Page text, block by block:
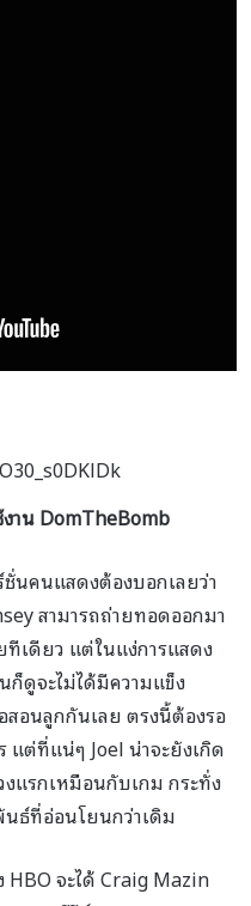
าน DomTheBomb
ชั่นคนแสดงต้องบอกเลยว่า
สามารถถ่ายทอดออกมา
เดียว แต่ในแง่การแสดง
ก็ดูจะไม่ได้มีความแข็ง
สอนลูกกันเลย ตรงนี้ต้องรอ
แต่ที่แน่ๆ Joel น่าจะยังเกิด
แรกเหมือนกับเกม กระทั่ง
นธ์ที่อ่อนโยนกว่าเดิม
จะได้ Craig Mazin